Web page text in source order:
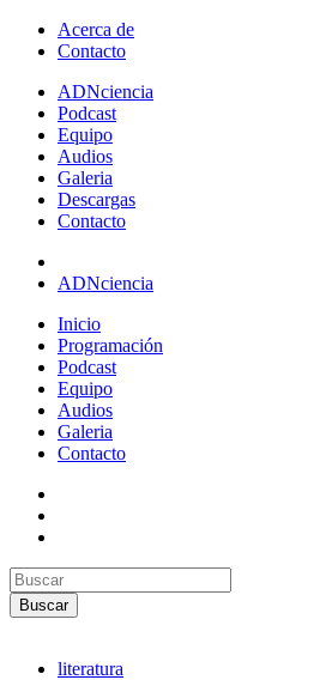
Acerca de
Contacto
ADNciencia
Podcast
Equipo
Audios
Galeria
Descargas
Contacto
ADNciencia
Inicio
Programación
Podcast
Equipo
Audios
Galeria
Contacto
literatura